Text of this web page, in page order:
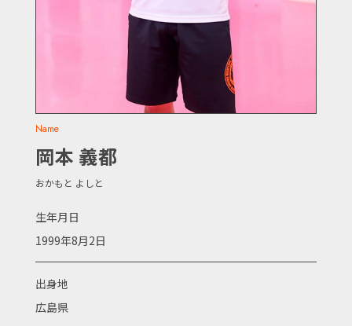
Name
岡本 義都
おかもと よしと
生年月日
1999年8月2日
出身地
広島県